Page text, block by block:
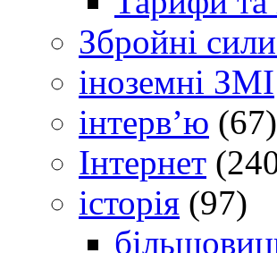
Збройні
іноземні ЗМІ
інтерв’ю (67)
Інтернет
історія (97)